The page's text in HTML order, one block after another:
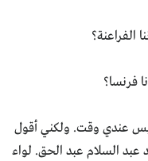
الفراعنة؟
فرنسا؟
عندي وقت. ولكني أقول
عبد السلام عبد الحق. لواء